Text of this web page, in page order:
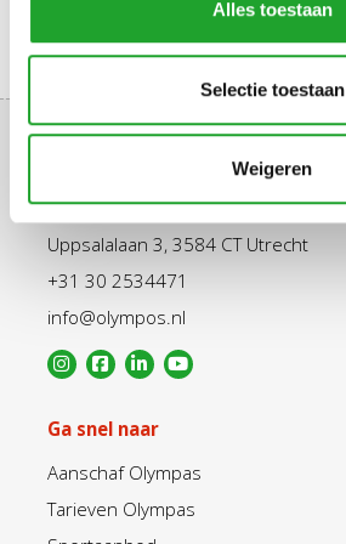
Alles toestaan
Selectie toestaan
Weigeren
Uppsalalaan 3, 3584 CT Utrecht
+31 30 2534471
info@olympos.nl
Ga snel naar
Aanschaf Olympas
Tarieven Olympas